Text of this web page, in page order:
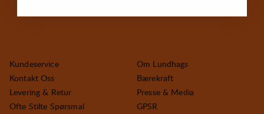
Kundeservice
Kontakt Oss
Levering & Retur
Ofte Stilte Spørsmal
Om Lundhags
Bærekraft
Presse & Media
GPSR